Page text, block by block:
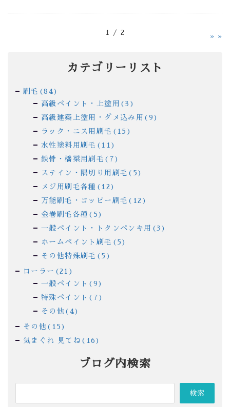
1 / 2
»
カテゴリーリスト
刷毛(84)
高級ペイント・上塗用(3)
高級建築上塗用・ダメ込み用(9)
ラック・ニス用刷毛(15)
水性塗料用刷毛(11)
鉄骨・橋梁用刷毛(7)
ステイン・隅切り用刷毛(5)
メジ用刷毛各種(12)
万能刷毛・コッピー刷毛(12)
金巻刷毛各種(5)
一般ペイント・トタンペンキ用(3)
ホームペイント刷毛(5)
その他特殊刷毛(5)
ローラー(21)
一般ペイント(9)
特殊ペイント(7)
その他(4)
その他(15)
気まぐれ 見てね(16)
ブログ内検索